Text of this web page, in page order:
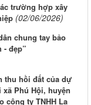
trường hợp xây
(02/06/2026)
chung tay bảo
- đẹp”
thu hồi đất của dự
Phú Hội, huyện
công ty TNHH La